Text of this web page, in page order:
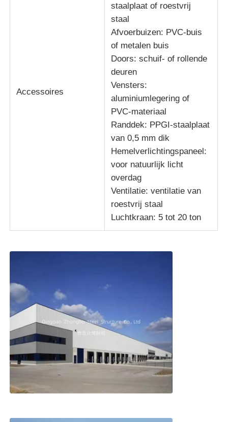
Accessoires
staalplaat of roestvrij
staal
Afvoerbuizen: PVC-buis
of metalen buis
Doors: schuif- of rollende
deuren
Vensters:
aluminiumlegering of
PVC-materiaal
Randdek: PPGI-staalplaat
van 0,5 mm dik
Hemelverlichtingspaneel:
voor natuurlijk licht
overdag
Ventilatie: ventilatie van
roestvrij staal
Luchtkraan: 5 tot 20 ton